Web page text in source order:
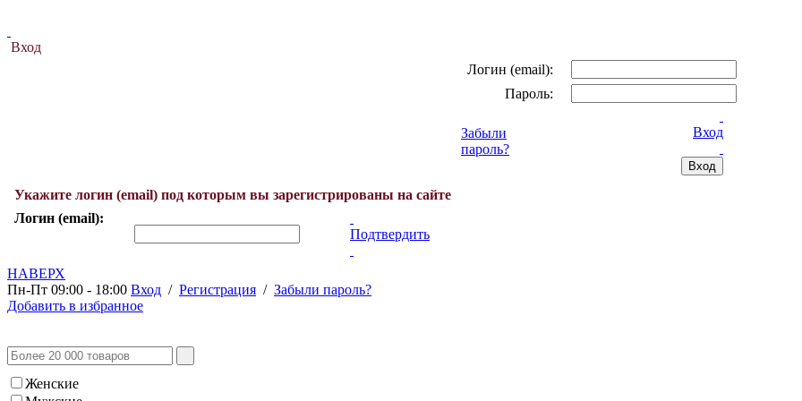
Вход
Логин (email):
Пароль:
Забыли
пароль?
Вход
Укажите логин (email) под которым вы зарегистрированы на сайте
Логин (email):
Подтвердить
НАВЕРХ
Пн-Пт 09:00 - 18:00 Вход / Регистрация / Забыли пароль?
Добавить в избранное
Женские